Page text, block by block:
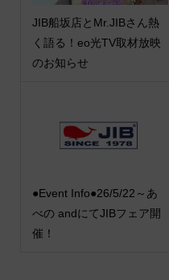
JIB船坂店とMr.JIBさん熱
く語る！eo光TV取材放映
のお知らせ
●Event Info●26/5/22～あ
べの andにてJIBフェア開
催！